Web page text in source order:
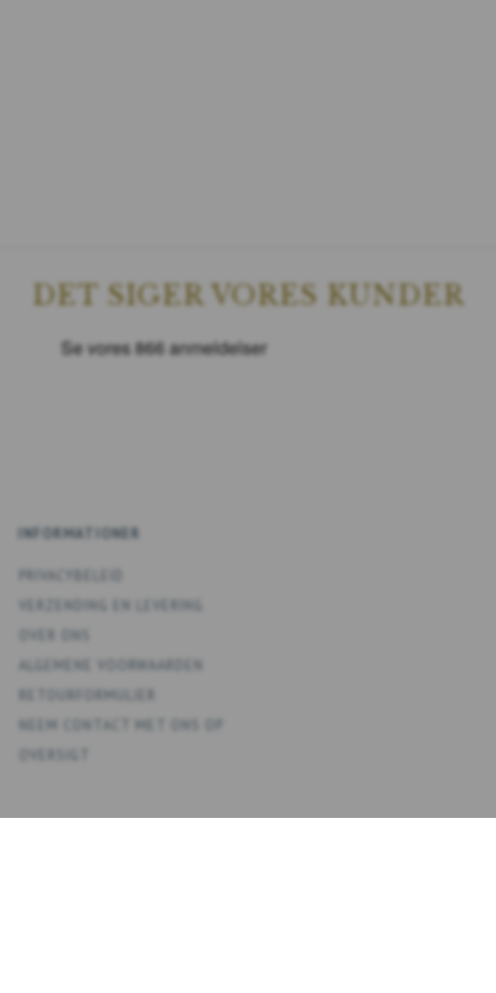
DET SIGER VORES KUNDER
INFORMATIONER
ALGEMENE VOORWAARDEN
RETOURFORMULIER
NEEM CONTACT MET ONS OP